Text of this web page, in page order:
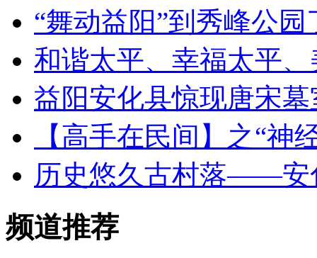
“舞动益阳”到秀峰公
和谐太平、幸福太平
益阳安化县惊现唐宋
【高手在民间】之“神
历史悠久古村落——安
频道推荐